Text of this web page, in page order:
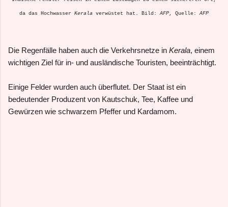
da das Hochwasser Kerala verwüstet hat. Bild:AFP, Quelle:AFP
Die Regenfälle haben auch die Verkehrsnetze in Kerala, einem
wichtigen Ziel für in- und ausländische Touristen, beeinträchtigt.
Einige Felder wurden auch überflutet. Der Staat ist ein
bedeutender Produzent von Kautschuk, Tee, Kaffee und
Gewürzen wie schwarzem Pfeffer und Kardamom.